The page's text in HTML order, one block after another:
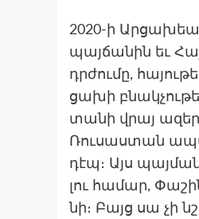
2020-ի
պայճա­նին եւ
դրժումը,
ցա­խի
տա­նի վրայ
Ռու­­սաս­տան
դէպ։ Այս
լու հա­­մար,
նի։ Բայց սա չի